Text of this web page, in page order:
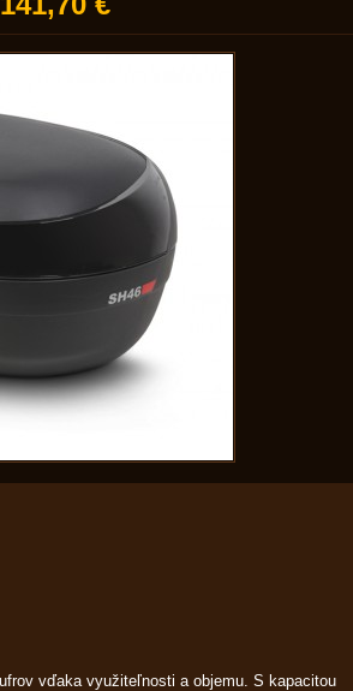
vďaka využiteľnosti a objemu. S kapacitou